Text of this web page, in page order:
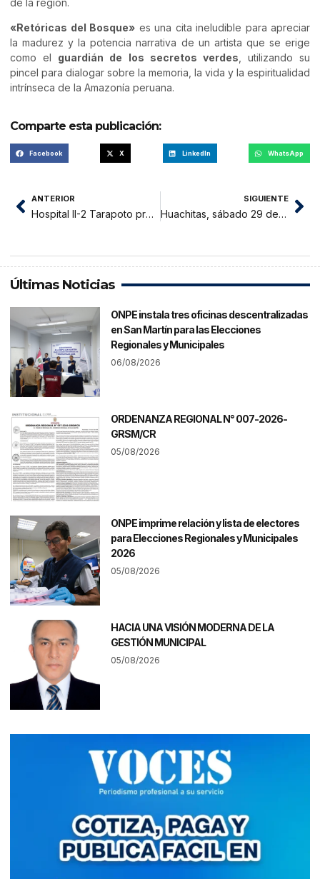
«Retóricas del Bosque» es una cita ineludible para apreciar
la madurez y la potencia narrativa de un artista que se erige
como el guardián de los secretos verdes , utilizando su
pincel para dialogar sobre la memoria, la vida y la espiritualidad
intrínseca de la Amazonía peruana.
Comparte esta publicación:
Facebook X LinkedIn WhatsApp
ANTERIOR
Hospital II-2 Tarapoto promueve actividades por el Día Mundial de Lucha contra el VIH-SIDA
SIGUIENTE
Huachitas, sábado 29 de noviembre 2025
Últimas Noticias
ONPE instala tres oficinas descentralizadas
en San Martín para las Elecciones
Regionales y Municipales
06/08/2026
ORDENANZA REGIONAL N° 007-2026-
GRSM/CR
05/08/2026
ONPE imprime relación y lista de electores
para Elecciones Regionales y Municipales
2026
05/08/2026
HACIA UNA VISIÓN MODERNA DE LA
GESTIÓN MUNICIPAL
05/08/2026